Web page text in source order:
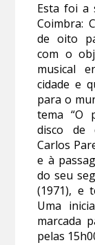
Esta foi a
Coimbra:
de oito
com o
musical
cidade e
para o
tema “O
disco de
Carlos
e à
do seu
(1971), e
Uma
marcada
pelas